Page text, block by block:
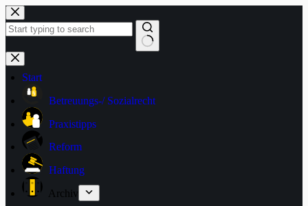
Zum
Inhalt
springen
Keine
Ergebnisse
Start
Betreuungs-/ Sozialrecht
Praxistipps
Reform
Haftung
Archiv